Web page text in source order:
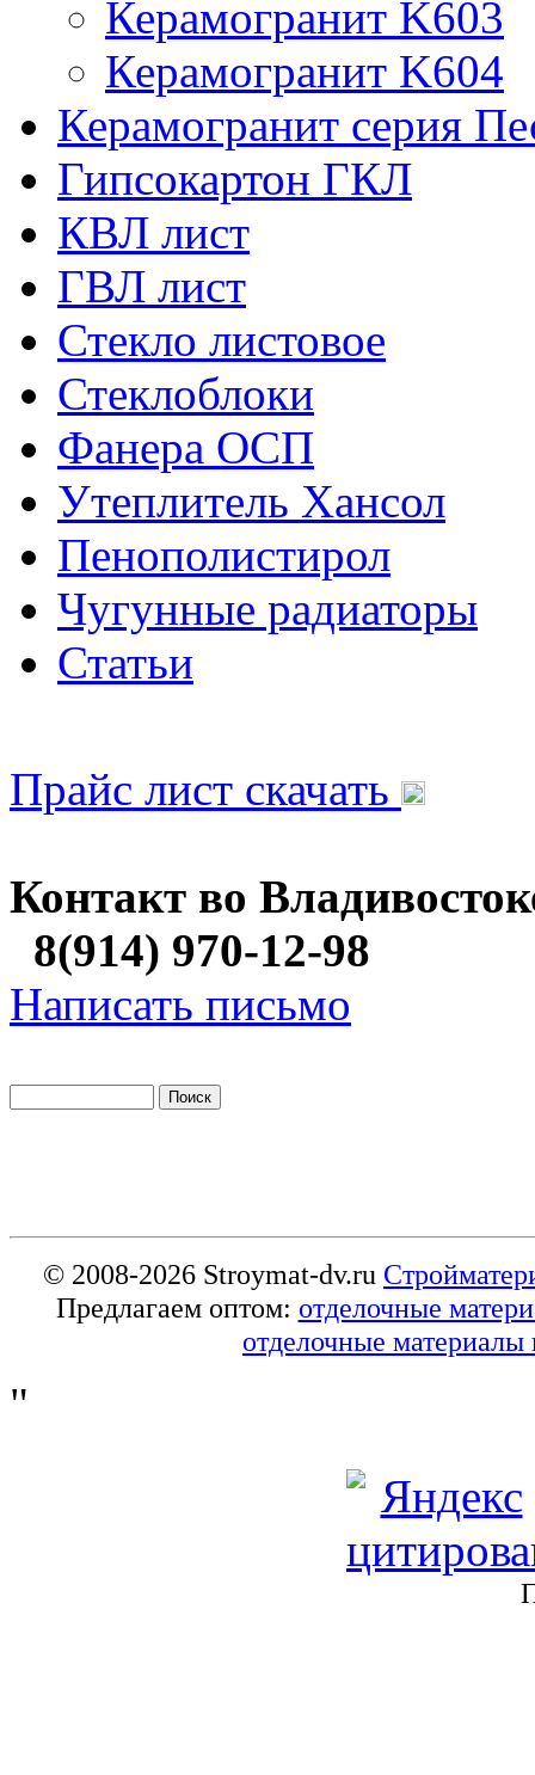
Керамогранит K603
Керамогранит K604
Керамогранит серия
Гипсокартон ГКЛ
КВЛ лист
ГВЛ лист
Стекло листовое
Стеклоблоки
Фанера ОСП
Утеплитель Хансол
Пенополистирол
Чугунные радиаторы
Статьи
Прайс лист скачать
Контакт во
8(914) 970-12-98
Написать письмо
© 2008-2026 Stroymat-dv.ru
Предлагаем оптом: отделочные
отделочные материалы
"